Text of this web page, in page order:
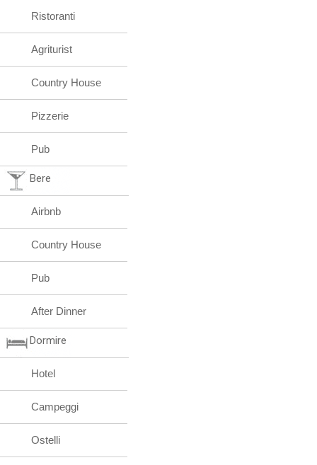
Ristoranti
Agriturist
Country House
Pizzerie
Pub
Bere
Airbnb
Country House
Pub
After Dinner
Dormire
Hotel
Campeggi
Ostelli